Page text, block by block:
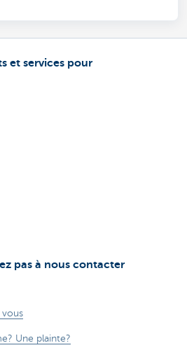
et services pour
pas à nous contacter
vous
Une plainte?